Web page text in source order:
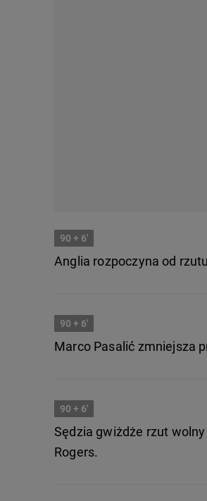
90 + 6'
Anglia rozpoczyna od
90 + 6'
Marco Pasalić zmniejsza
90 + 6'
Sędzia gwiżdże rzut
Rogers.